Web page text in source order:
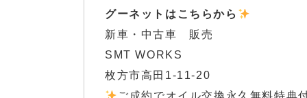
グーネットはこちらから
新車・中古車 販売
SMT WORKS
枚方市高田1-11-20
ご成約でオイル交換永久無料特典